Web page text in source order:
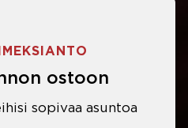
ostoon
sopivaa asuntoa